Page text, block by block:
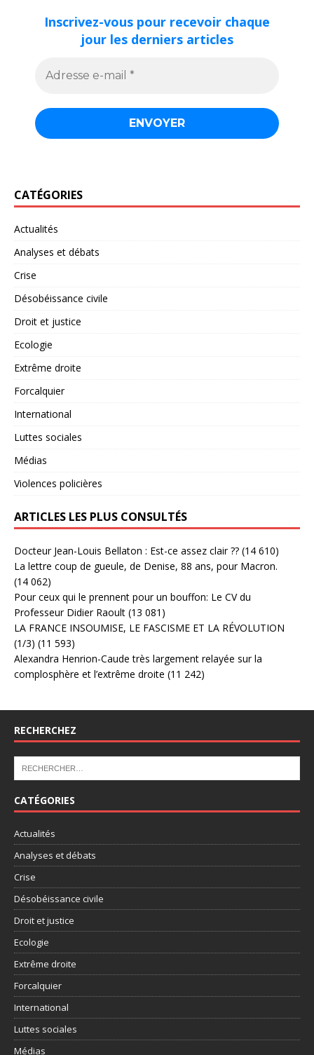
Inscrivez-vous pour recevoir chaque
jour les derniers articles
CATÉGORIES
Actualités
Analyses et débats
Crise
Désobéissance civile
Droit et justice
Ecologie
Extrême droite
Forcalquier
International
Luttes sociales
Médias
Violences policières
ARTICLES LES PLUS CONSULTÉS
Docteur Jean-Louis Bellaton : Est-ce assez clair ?? (14 610)
La lettre coup de gueule, de Denise, 88 ans, pour Macron.
(14 062)
Pour ceux qui le prennent pour un bouffon: Le CV du
Professeur Didier Raoult (13 081)
LA FRANCE INSOUMISE, LE FASCISME ET LA RÉVOLUTION
(1/3) (11 593)
Alexandra Henrion-Caude très largement relayée sur la
complosphère et l’extrême droite (11 242)
RECHERCHEZ
CATÉGORIES
Actualités
Analyses et débats
Crise
Désobéissance civile
Droit et justice
Ecologie
Extrême droite
Forcalquier
International
Luttes sociales
Médias